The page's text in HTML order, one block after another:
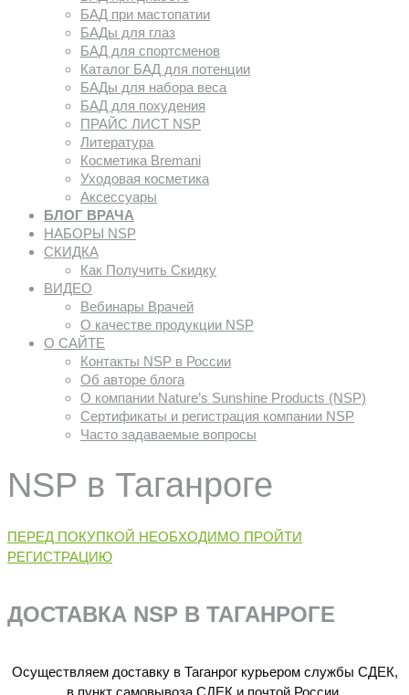
БАД при мастопатии
БАДы для глаз
БАД для спортсменов
Каталог БАД для потенции
БАДы для набора веса
БАД для похудения
ПРАЙС ЛИСТ NSP
Литература
Косметика Bremani
Уходовая косметика
Аксессуары
БЛОГ ВРАЧА
НАБОРЫ NSP
СКИДКА
Как Получить Скидку
ВИДЕО
Вебинары Врачей
О качестве продукции NSP
О САЙТЕ
Контакты NSP в России
Об авторе блога
О компании Nature’s Sunshine Products (NSP)
Сертификаты и регистрация компании NSP
Часто задаваемые вопросы
NSP в Таганроге
ПЕРЕД ПОКУПКОЙ НЕОБХОДИМО ПРОЙТИ
РЕГИСТРАЦИЮ
ДОСТАВКА NSP В ТАГАНРОГЕ
Осуществляем доставку в Таганрог курьером службы СДЕК,
в пункт самовывоза СДЕК и почтой России.